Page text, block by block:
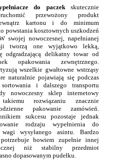
do paczekskutecznie
przewożony produkt
kartonu i do minimum
powstania kosztownych uszkodzeń
swojej nowoczesnej, napełnianej
tworzą one wyjątkowo lekką,
odgradzającą delikatny towar od
opakowania zewnętrznego.
wszelkie gwałtowne wstrząsy
naturalnie pojawiają się podczas
sortowania i dalszego transportu
nowoczesny sklep internetowy
rozwiązaniu znacznie
pakowanie zamówień.
sukcesu pozostaje jednak
rodzaju wypełnienia do
wysyłanego asintu. Bardzo
bowiem zupełnie innej
niż stabilny przedmiot
dopasowanym pudełku.